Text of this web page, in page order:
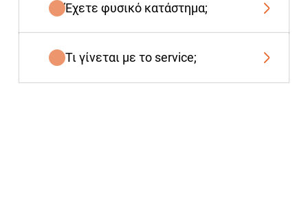
Έχετε φυσικό κατάστημα;
Τι γίνεται με το service;